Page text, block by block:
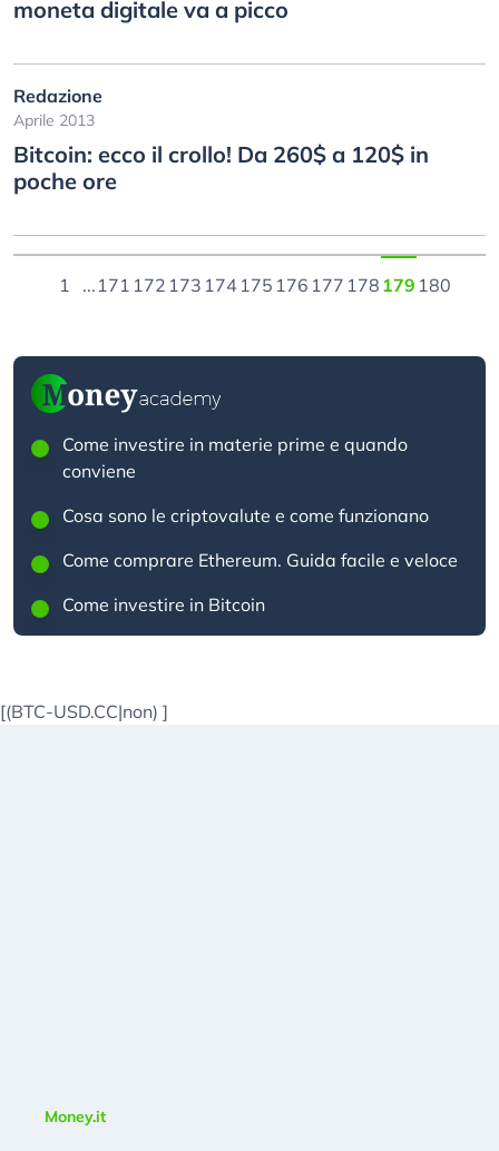
moneta digitale va a picco
Redazione
Aprile 2013
Bitcoin: ecco il crollo! Da 260$ a 120$ in
poche ore
1 ... 171 172 173 174 175 176 177 178 179 180
Come investire in materie prime e quando
conviene
Cosa sono le criptovalute e come funzionano
Come comprare Ethereum. Guida facile e veloce
Come investire in Bitcoin
[(BTC-USD.CC|non) ]
Money.it